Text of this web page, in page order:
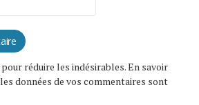
réduire les indésirables.En savoir
données de vos commentaires sont